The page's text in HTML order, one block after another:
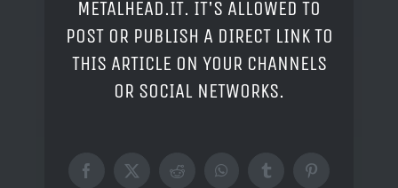
METALHEAD.IT. IT'S ALLOWED TO
POST OR PUBLISH A DIRECT LINK TO
THIS ARTICLE ON YOUR CHANNELS
OR SOCIAL NETWORKS.
Facebook
X RedditWhatsAppTumblrPinterest